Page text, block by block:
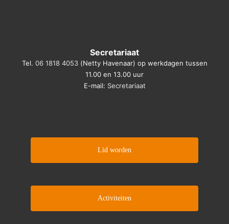
Secretariaat
Tel. 06 1818 4053(Netty Havenaar) op werkdagen tussen
11.00 en 13.00 uur
E-mail: Secretariaat
Lid worden
Activiteiten